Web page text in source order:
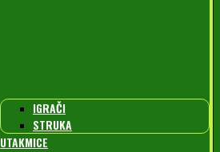
IGRAČI
STRUKA
UTAKMICE